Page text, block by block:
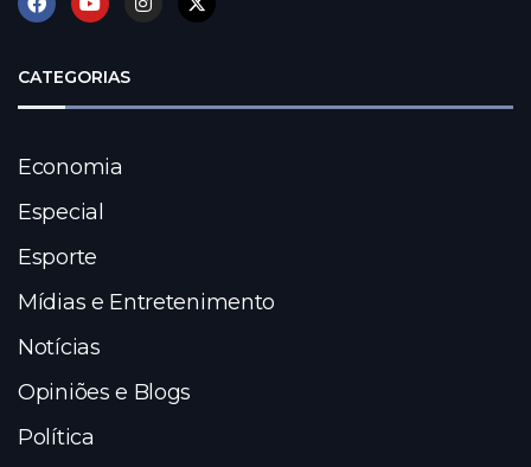
CATEGORIAS
Economia
Especial
Esporte
Mídias e Entretenimento
Notícias
Opiniões e Blogs
Política